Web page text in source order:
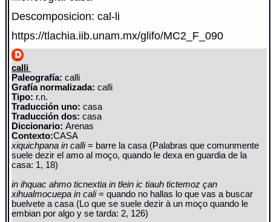
Descomposicion: cal-li
https://tlachia.iib.unam.mx/glifo/MC2_F_090
calli
Paleografía: calli
Grafía normalizada: calli
Tipo: r.n.
Traducción uno: casa
Traducción dos: casa
Diccionario:Arenas
Contexto:CASA
xiquichpana in calli= barre la casa (Palabras que comunmente
suele dezir el amo al moço, quando le dexa en guardia de la
casa: 1, 18)
in ihquac ahmo ticnextia in tlein ic tiauh tictemoz çan
xihualmocuepa in cali= quando no hallas lo que vas a buscar
buelvete a casa (Lo que se suele dezir à un moço quando le
embian por algo y se tarda: 2, 126)